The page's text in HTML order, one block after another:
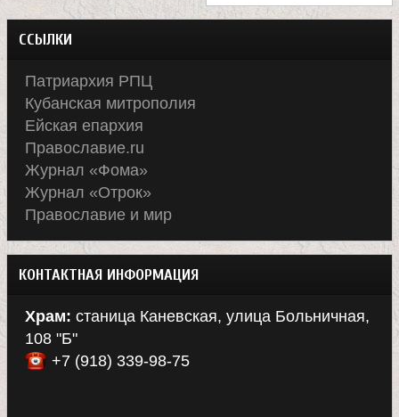
н
и
ц
ы
К
а
н
е
ССЫЛКИ
Патриархия РПЦ
Кубанская митрополия
Ейская епархия
Православие.ru
Журнал «Фома»
Журнал «Отрок»
Православие и мир
КОНТАКТНАЯ ИНФОРМАЦИЯ
Храм: станица Каневская, улица Больничная,
108 "Б"
+7 (918) 339-98-75